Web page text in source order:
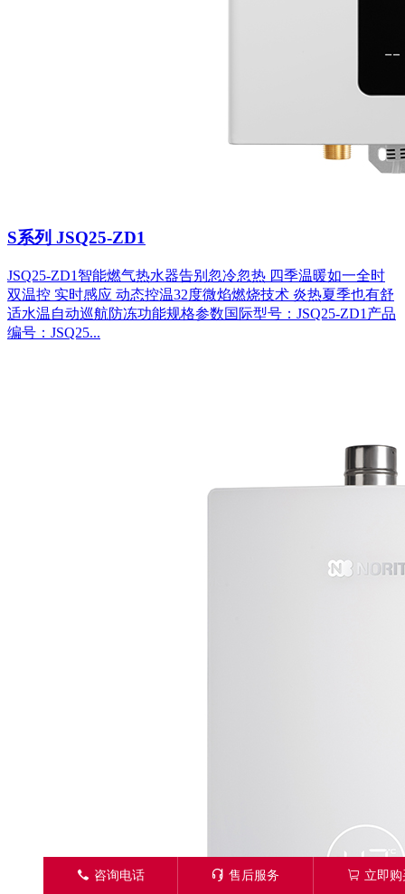
S系列 JSQ25-ZD1
JSQ25-ZD1智能燃气热水器告别忽冷忽热 四季温暖如一全时
双温控 实时感应 动态控温32度微焰燃烧技术 炎热夏季也有舒
适水温自动巡航防冻功能规格参数国际型号：JSQ25-ZD1产品
编号：JSQ25...
󦁁 咨询电话 󦑱 售后服务 󦂱 立即购